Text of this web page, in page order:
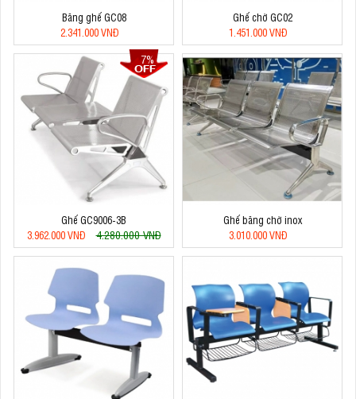
Băng ghế GC08
2.341.000 VNĐ
Ghế chờ GC02
1.451.000 VNĐ
7%
Ghế GC9006-3B
3.962.000 VNĐ
4.280.000 VNĐ
Ghế băng chờ inox
3.010.000 VNĐ